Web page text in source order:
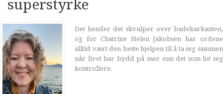
superstyrke
Det hender det skvulper over badekarkanten,
og for Chatrine Helen Jakobsen har ordene
alltid vært den beste hjelpen til å ta seg sammen
når livet har bydd på mer enn det som lot seg
kontrollere.